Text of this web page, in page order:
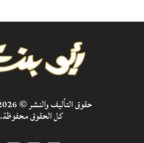
حقوق التأليف والنشر © 2026 أبو بنت.
كل الحقوق محفوظة.